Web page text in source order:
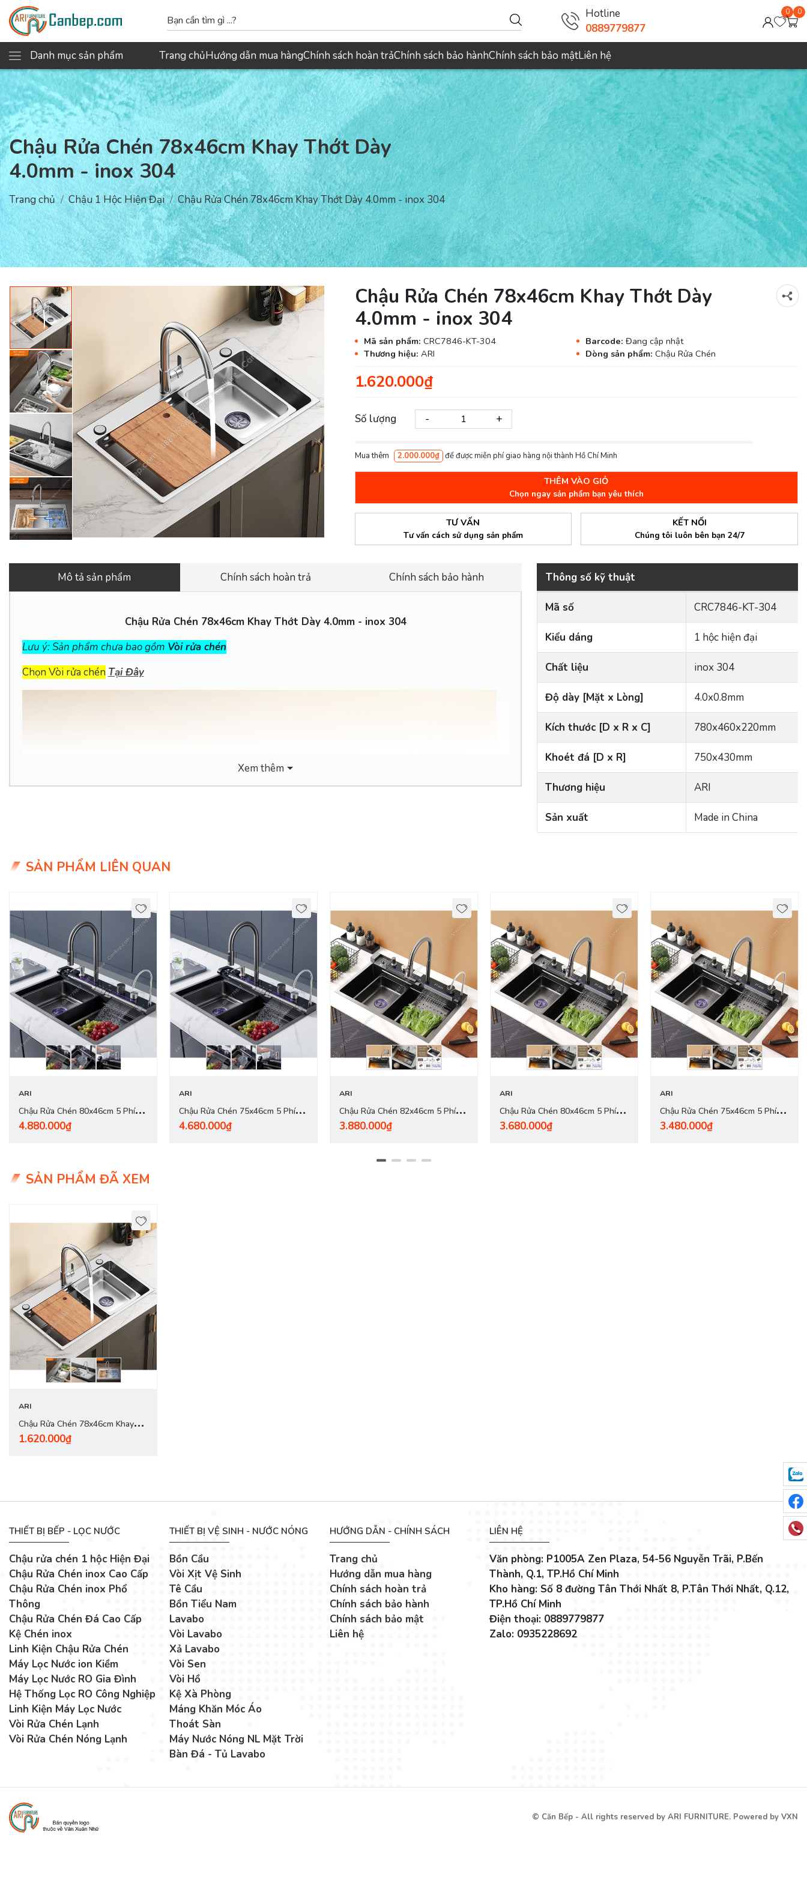
Hotline
0889779877
0 0
Danh mục sản phẩm Trang chủHướng dẫn mua hàngChính sách hoàn trảChính sách bảo hànhChính sách bảo mậtLiên hệ
Chậu Rửa Chén 78x46cm Khay Thớt Dày
4.0mm - inox 304
Trang chủ Chậu 1 Hộc Hiện Đại Chậu Rửa Chén 78x46cm Khay Thớt Dày 4.0mm - inox 304
Chậu Rửa Chén 78x46cm Khay Thớt Dày
4.0mm - inox 304
Mã sản phẩm: CRC7846-KT-304 Barcode: Đang cập nhật
Thương hiệu: ARI Dòng sản phẩm: Chậu Rửa Chén
1.620.000₫
Số lượng - +
Mua thêm 2.000.000₫ để được miễn phí giao hàng nội thành Hồ Chí Minh
THÊM VÀO GIỎ
Chọn ngay sản phẩm bạn yêu thích
TƯ VẤN
Tư vấn cách sử dụng sản phẩm
KẾT NỐI
Chúng tôi luôn bên bạn 24/7
Mô tả sản phẩm Chính sách hoàn trả Chính sách bảo hành
Chậu Rửa Chén 78x46cm Khay Thớt Dày 4.0mm - inox 304
Lưu ý: Sản phẩm chưa bao gồm Vòi rửa chén
Chọn Vòi rửa chén Tại Đây
Xem thêm
Thông số kỹ thuật
Mã số CRC7846-KT-304
Kiểu dáng 1 hộc hiện đại
Chất liệu inox 304
Độ dày [Mặt x Lòng] 4.0x0.8mm
Kích thước [D x R x C] 780x460x220mm
Khoét đá [D x R] 750x430mm
Thương hiệu ARI
Sản xuất Made in China
SẢN PHẨM LIÊN QUAN
ARI
Chậu Rửa Chén 80x46cm 5 Phím
PREMIUM Dày 3.0mm - inox 304
4.880.000₫
ARI
Chậu Rửa Chén 75x46cm 5 Phím
PREMIUM Dày 3.0mm - inox 304
4.680.000₫
ARI
Chậu Rửa Chén 82x46cm 5 Phím
Dày 3.0mm - inox 304 Nano Đen
3.880.000₫
ARI
Chậu Rửa Chén 80x46cm 5 Phím
Dày 3.0mm - inox 304 Nano Đen
3.680.000₫
ARI
Chậu Rửa Chén 75x46cm 5 Phím
Dày 3.0mm - inox 304 Nano Đen
3.480.000₫
SẢN PHẨM ĐÃ XEM
ARI
Chậu Rửa Chén 78x46cm Khay
Thớt Dày 4.0mm - inox 304
1.620.000₫
THIẾT BỊ BẾP - LỌC NƯỚC
Chậu rửa chén 1 hộc Hiện Đại
Chậu Rửa Chén inox Cao Cấp
Chậu Rửa Chén inox Phổ
Thông
Chậu Rửa Chén Đá Cao Cấp
Kệ Chén inox
Linh Kiện Chậu Rửa Chén
Máy Lọc Nước ion Kiềm
Máy Lọc Nước RO Gia Đình
Hệ Thống Lọc RO Công Nghiệp
Linh Kiện Máy Lọc Nước
Vòi Rửa Chén Lạnh
Vòi Rửa Chén Nóng Lạnh
THIẾT BỊ VỆ SINH - NƯỚC NÓNG
Bồn Cầu
Vòi Xịt Vệ Sinh
Tê Cầu
Bồn Tiểu Nam
Lavabo
Vòi Lavabo
Xả Lavabo
Vòi Sen
Vòi Hồ
Kệ Xà Phòng
Máng Khăn Móc Áo
Thoát Sàn
Máy Nước Nóng NL Mặt Trời
Bàn Đá - Tủ Lavabo
HƯỚNG DẪN - CHÍNH SÁCH
Trang chủ
Hướng dẫn mua hàng
Chính sách hoàn trả
Chính sách bảo hành
Chính sách bảo mật
Liên hệ
LIÊN HỆ
Văn phòng: P1005A Zen Plaza, 54-56 Nguyễn Trãi, P.Bến
Thành, Q.1, TP.Hồ Chí Minh
Kho hàng: Số 8 đường Tân Thới Nhất 8, P.Tân Thới Nhất, Q.12,
TP.Hồ Chí Minh
Điện thoại: 0889779877
Zalo: 0935228692
© Căn Bếp - All rights reserved by ARI FURNITURE. Powered by VXN